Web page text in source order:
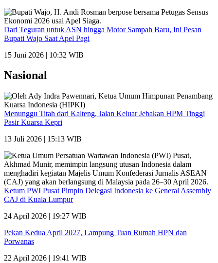
Dari Teguran untuk ASN hingga Motor Sampah Baru, Ini Pesan
Bupati Wajo Saat Apel Pagi
15 Juni 2026 | 10:32 WIB
Nasional
Menunggu Titah dari Kalteng, Jalan Keluar Jebakan HPM Tinggi
Pasir Kuarsa Kepri
13 Juli 2026 | 15:13 WIB
Ketum PWI Pusat Pimpin Delegasi Indonesia ke General Assembly
CAJ di Kuala Lumpur
24 April 2026 | 19:27 WIB
Pekan Kedua April 2027, Lampung Tuan Rumah HPN dan
Porwanas
22 April 2026 | 19:41 WIB